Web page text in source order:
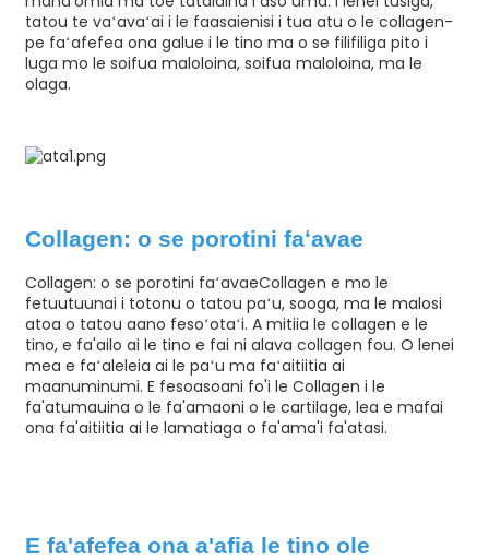
tatou te vaʻavaʻai i le faasaienisi i tua atu o le collagen-
pe faʻafefea ona galue i le tino ma o se filifiliga pito i
luga mo le soifua maloloina, soifua maloloina, ma le
olaga.
Collagen: o se porotini faʻavae
Collagen: o se porotini faʻavaeCollagen e mo le
fetuutuunai i totonu o tatou paʻu, sooga, ma le malosi
atoa o tatou aano fesoʻotaʻi. A mitiia le collagen e le
tino, e fa'ailo ai le tino e fai ni alava collagen fou. O lenei
mea e faʻaleleia ai le paʻu ma faʻaitiitia ai
maanuminumi. E fesoasoani fo'i le Collagen i le
fa'atumauina o le fa'amaoni o le cartilage, lea e mafai
ona fa'aitiitia ai le lamatiaga o fa'ama'i fa'atasi.
E fa'afefea ona a'afia le tino ole